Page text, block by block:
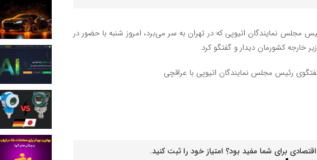
مجلس نمایندگان اتیوپی که در تهران به سر می‌برد، امروز شنبه با حضور در
خارجه کشورمان دیدار و گفتگو کرد.
برای شما مفید بود؟ امتیاز خود را ثبت کنید.